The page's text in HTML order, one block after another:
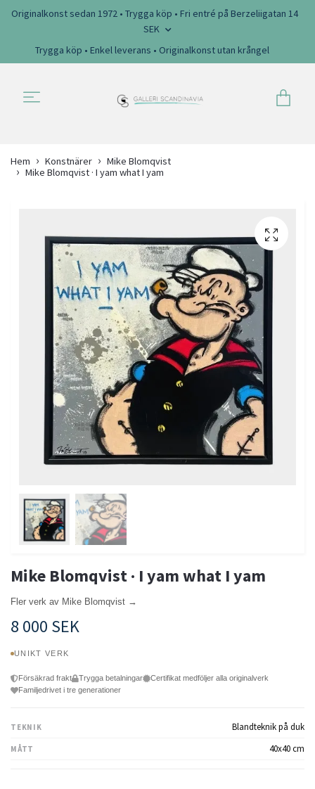
Originalkonst sedan 1972 • Trygga köp • Fri entré på Berzeliigatan 14
SEK
Trygga köp • Enkel leverans • Originalkonst utan krångel
Hem Konstnärer
Mike Blomqvist
Mike Blomqvist · I yam what I yam
Mike Blomqvist · I yam what I yam
Fler verk av Mike Blomqvist →
8 000 SEK
UNIKT VERK
Försäkrad frakt Trygga betalningar
Certifikat medföljer alla originalverk
Familjedrivet i tre generationer
TEKNIK Blandteknik på duk
MÅTT 40x40 cm